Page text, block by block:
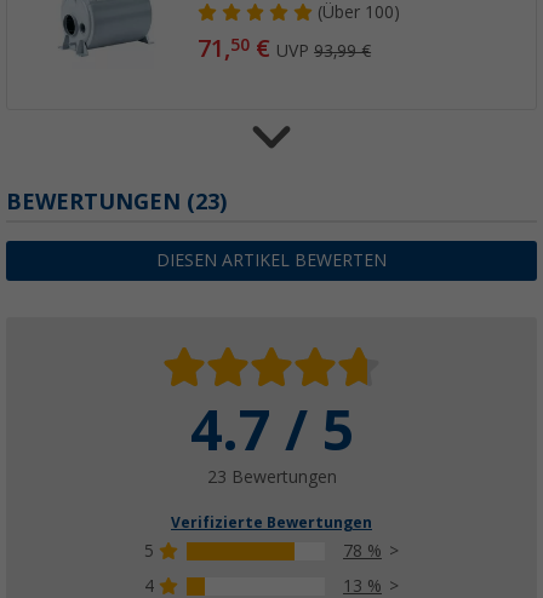
(Über100)
71,50 € UVP93,99 €
Truma Gebläse
ab 279,00 €
Truma Mischventil
(4)
38, 50€UVP43,99 €
BEWERTUNGEN (23)
DIESEN ARTIKEL BEWERTEN
4.7 / 5
23 Bewertungen
Verifizierte Bewertungen
5
78 %
4
13 %